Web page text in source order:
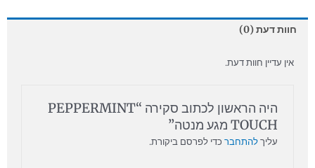
חוות דעת (0)
אין עדיין חוות דעת.
היה הראשון לכתוב סקירה “PEPPERMINT
TOUCH מגע מנטה”
עליךלהתחברכדי לפרסם ביקורת.